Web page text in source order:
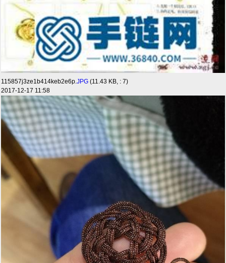
115857j3ze1b414keb2e6p.JPG (11.43 KB, : 7)
2017-12-17 11:58